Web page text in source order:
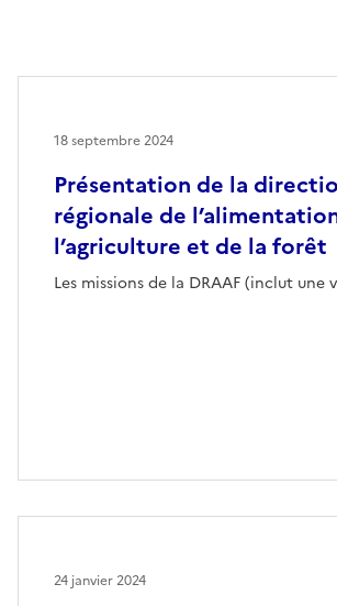
Présentation de la
régionale de
l’agriculture et de la forêt
Les missions de la DRAAF (inclut une
18 septembre 2024
24 janvier 2024